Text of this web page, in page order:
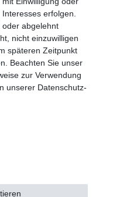
erfolgen.
oder abgelehnt
nicht einzuwilligen
späteren Zeitpunkt
Beachten Sie unser
zur Verwendung
unserer Daten­schutz­